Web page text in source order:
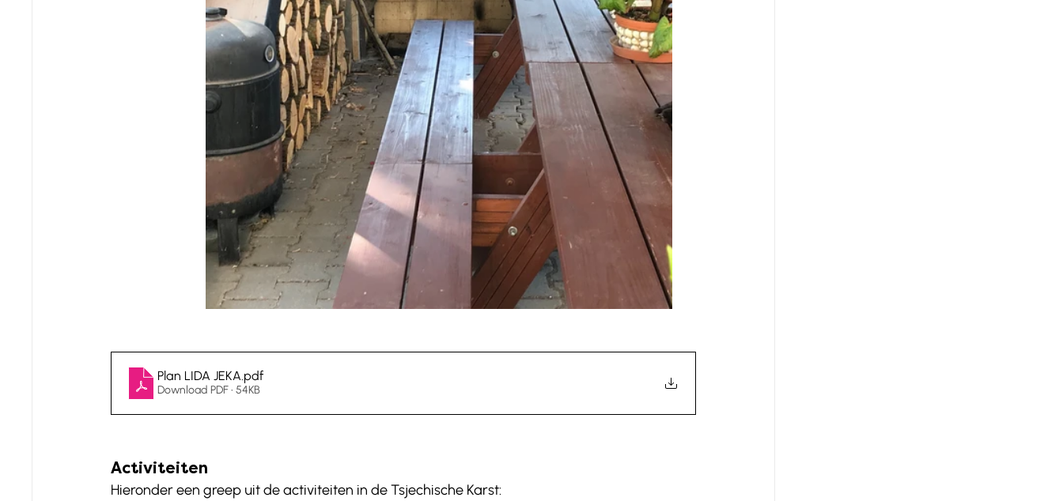
Plan LIDA JEKA.pdf
Download PDF • 54KB
Activiteiten
Hieronder een greep uit de activiteiten in de Tsjechische Karst: